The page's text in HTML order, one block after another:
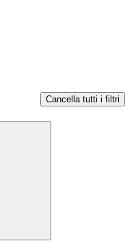
Cancella tutti i filtri